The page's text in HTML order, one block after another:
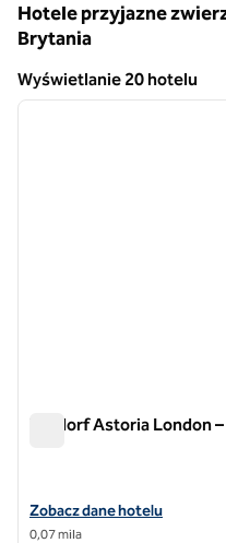
Hotele przyjazne
Brytania
Wyświetlanie 20 hotelu
Wyświetlanie 20 hotelu
1 z 11
Waldorf Astoria London
Zobacz szczegóły hotelu
Zobacz dane hotelu
0,07 mila